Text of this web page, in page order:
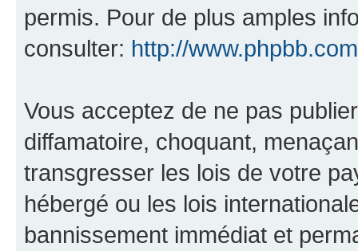
permis. Pour de plus amples
consulter: http://
Vous acceptez de ne pas
diffamatoire, choquant,
transgresser les lois de votre
hébergé ou les lois
bannissement immédiat et